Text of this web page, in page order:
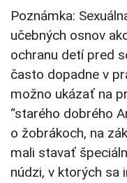
Poznámka:
učebných osnov
ochranu detí pred
často dopadne v
možno ukázať na
“starého dobrého
o žobrákoch, na
mali stavať
núdzi, v ktorých sa